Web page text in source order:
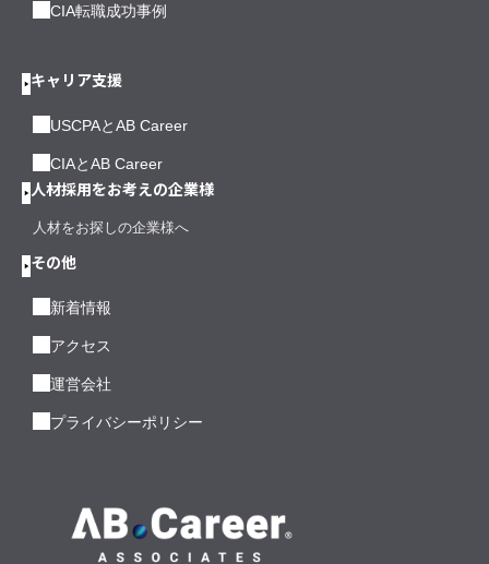
CIA転職成功事例
キャリア支援
USCPAとAB Career
CIAとAB Career
人材採用をお考えの企業様
人材をお探しの企業様へ
その他
新着情報
アクセス
運営会社
プライバシーポリシー